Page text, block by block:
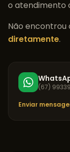
o atendimento
Não encontrou
diretamente.
(67)
Enviar